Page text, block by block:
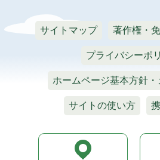
サイトマップ 著作権・
プライバシーポ
ホームページ基本方針
サイトの使い方